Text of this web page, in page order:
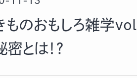
ものおもしろ雑学
密とは！？